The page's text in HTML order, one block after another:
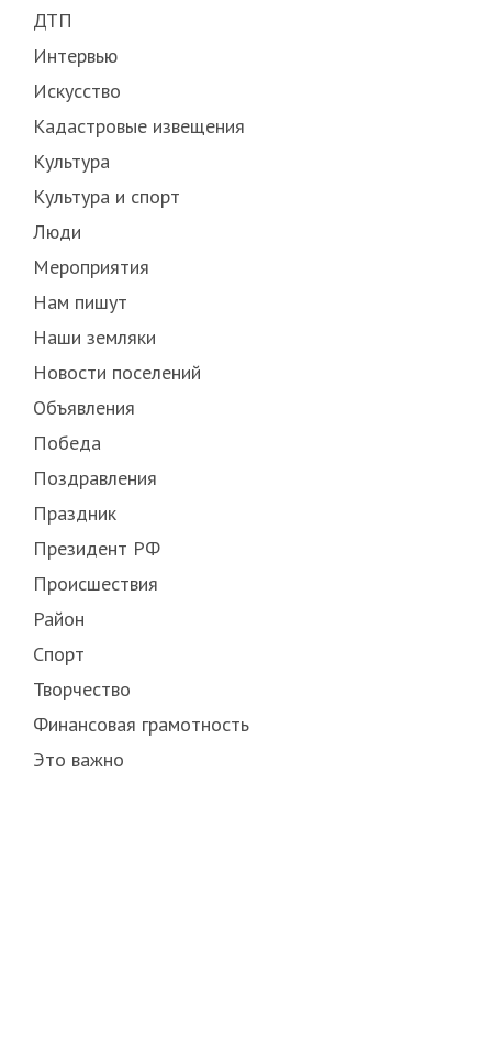
ДТП
Интервью
Искусство
Кадастровые извещения
Культура
Культура и спорт
Люди
Мероприятия
Нам пишут
Наши земляки
Новости поселений
Объявления
Победа
Поздравления
Праздник
Президент РФ
Происшествия
Район
Спорт
Творчество
Финансовая грамотность
Это важно